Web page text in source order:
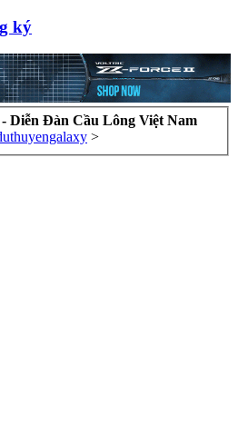
ký
Diễn Đàn Cầu Lông Việt Nam
>